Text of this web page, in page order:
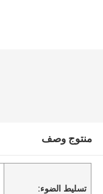
منتوج وصف
تسليط الضوء: